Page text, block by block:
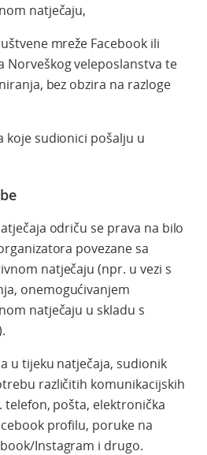
natječaju,
mreže Facebook ili
Norveškog veleposlanstva te
bez obzira na razloge
koje sudionici pošalju u
odriču se prava na bilo
povezane sa
natječaju (npr. u vezi s
onemogućivanjem
natječaju u skladu s
u tijeku natječaja, sudionik
različitih komunikacijskih
telefon, pošta, elektronička
profilu, poruke na
Instagram i drugo.